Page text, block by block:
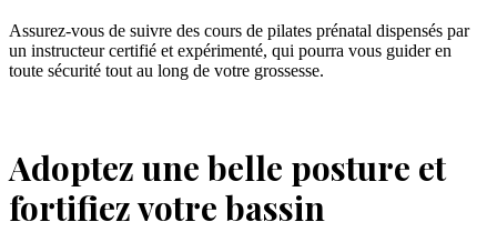
Assurez-vous de suivre des cours de pilates prénatal dispensés par
un instructeur certifié et expérimenté, qui pourra vous guider en
toute sécurité tout au long de votre grossesse.
Adoptez une belle posture et
fortifiez votre bassin